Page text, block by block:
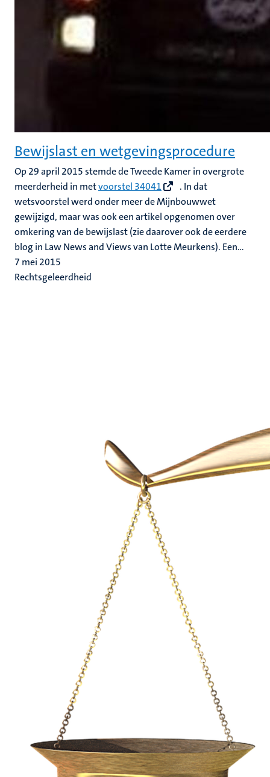
Bewijslast en wetgevingsprocedure
Op 29 april 2015 stemde de Tweede Kamer in overgrote
meerderheid in metvoorstel 34041
. In dat
wetsvoorstel werd onder meer de Mijnbouwwet
gewijzigd, maar was ook een artikel opgenomen over
omkering van de bewijslast (zie daarover ook de eerdere
blog in Law News and Views van Lotte Meurkens). Een...
7 mei 2015
Rechtsgeleerdheid